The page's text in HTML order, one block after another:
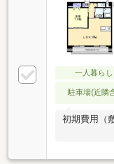
一人暮らし
駐車場(近隣
初期費用（